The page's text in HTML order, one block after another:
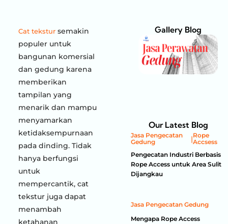
Cat tekstur semakin
populer untuk
bangunan komersial
dan gedung karena
memberikan
tampilan yang
menarik dan mampu
menyamarkan
ketidaksempurnaan
pada dinding. Tidak
hanya berfungsi
untuk
mempercantik, cat
tekstur juga dapat
menambah
ketahanan
Gallery Blog
Our Latest Blog
Jasa Pengecatan
Gedung
|Rope
Accsess
Pengecatan Industri Berbasis
Rope Access untuk Area Sulit
Dijangkau
Jasa Pengecatan Gedung
Mengapa Rope Access